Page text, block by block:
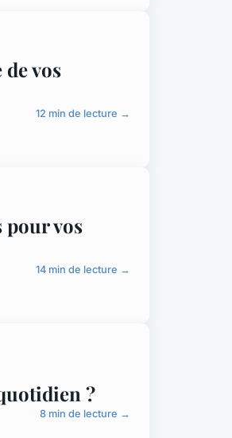
vos
12 min de lecture →
pour vos
14 min de lecture →
?
8 min de lecture →